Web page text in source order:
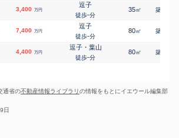
3,400 万円
逗子
徒歩-分
35㎡ 築
7,400 万円
逗子
徒歩-分
80㎡ 築
4,400 万円
逗子・葉山
徒歩-分
80㎡ 築
通省の不動産情報ライブラリの情報をもとにイエウール編集部
日